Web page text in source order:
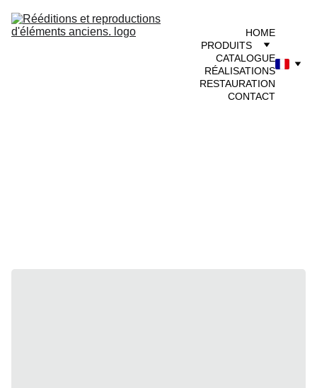
HOME
PRODUITS
CATALOGUE
RÉALISATIONS
RESTAURATION
CONTACT